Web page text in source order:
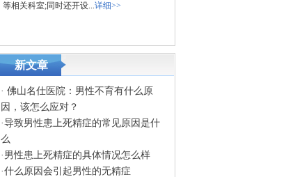
等相关科室;同时还开设...详细>>
新文章
· 佛山名仕医院：男性不育有什么原
因，该怎么应对？
·导致男性患上死精症的常见原因是什
么
· 男性患上死精症的具体情况怎么样
·什么原因会引起男性的无精症